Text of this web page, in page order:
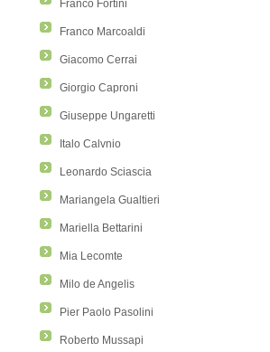
Franco Fortini
Franco Marcoaldi
Giacomo Cerrai
Giorgio Caproni
Giuseppe Ungaretti
Italo Calvnio
Leonardo Sciascia
Mariangela Gualtieri
Mariella Bettarini
Mia Lecomte
Milo de Angelis
Pier Paolo Pasolini
Roberto Mussapi